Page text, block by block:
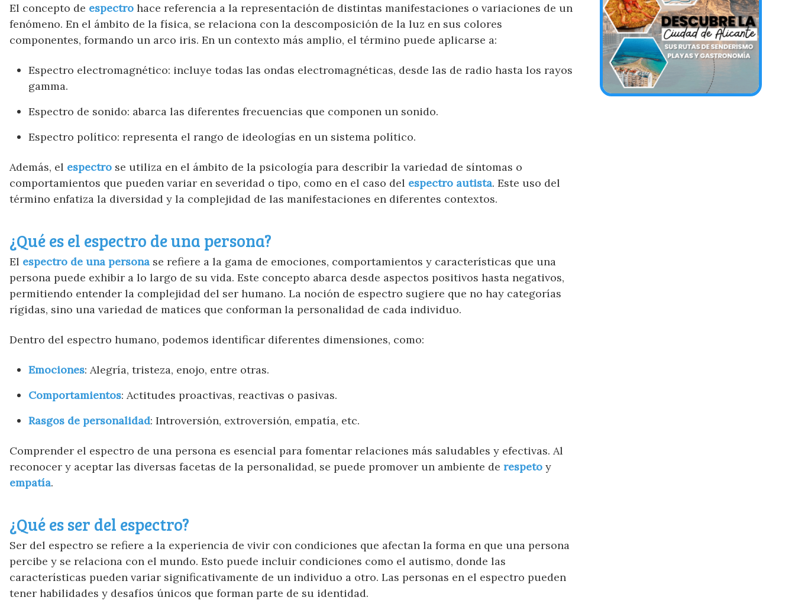
El concepto de espectro hace referencia a la representación de distintas manifestaciones o variaciones de un
fenómeno. En el ámbito de la física, se relaciona con la descomposición de la luz en sus colores
componentes, formando un arco iris. En un contexto más amplio, el término puede aplicarse a:
Espectro electromagnético: incluye todas las ondas electromagnéticas, desde las de radio hasta los rayos
gamma.
Espectro de sonido: abarca las diferentes frecuencias que componen un sonido.
Espectro político: representa el rango de ideologías en un sistema político.
Además, el espectro se utiliza en el ámbito de la psicología para describir la variedad de síntomas o
comportamientos que pueden variar en severidad o tipo, como en el caso del espectro autista. Este uso del
término enfatiza la diversidad y la complejidad de las manifestaciones en diferentes contextos.
¿Qué es el espectro de una persona?
El espectro de una persona se refiere a la gama de emociones, comportamientos y características que una
persona puede exhibir a lo largo de su vida. Este concepto abarca desde aspectos positivos hasta negativos,
permitiendo entender la complejidad del ser humano. La noción de espectro sugiere que no hay categorías
rígidas, sino una variedad de matices que conforman la personalidad de cada individuo.
Dentro del espectro humano, podemos identificar diferentes dimensiones, como:
Emociones: Alegría, tristeza, enojo, entre otras.
Comportamientos: Actitudes proactivas, reactivas o pasivas.
Rasgos de personalidad: Introversión, extroversión, empatía, etc.
Comprender el espectro de una persona es esencial para fomentar relaciones más saludables y efectivas. Al
reconocer y aceptar las diversas facetas de la personalidad, se puede promover un ambiente de respeto y
empatía.
¿Qué es ser del espectro?
Ser del espectro se refiere a la experiencia de vivir con condiciones que afectan la forma en que una persona
percibe y se relaciona con el mundo. Esto puede incluir condiciones como el autismo, donde las
características pueden variar significativamente de un individuo a otro. Las personas en el espectro pueden
tener habilidades y desafíos únicos que forman parte de su identidad.